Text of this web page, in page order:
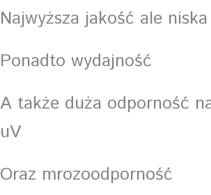
Najwyższa jakość ale
Ponadto wydajność
A także duża odporność
uV
Oraz mrozoodporność